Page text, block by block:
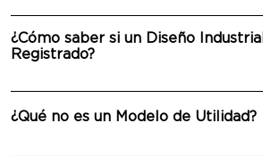
¿Cómo saber si un Diseño
Registrado?
¿Qué no es un Modelo de Utilidad?